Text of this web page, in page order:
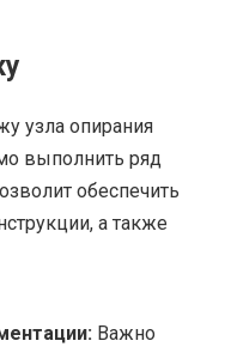
узла опирания
выполнить ряд
обеспечить
а также
Важно